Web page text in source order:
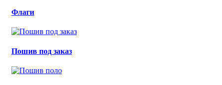
Флаги
Пошив под заказ